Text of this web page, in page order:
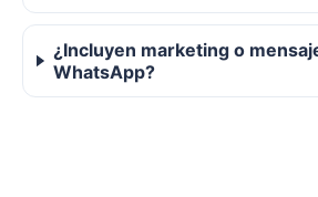
¿Incluyen marketing o
WhatsApp?